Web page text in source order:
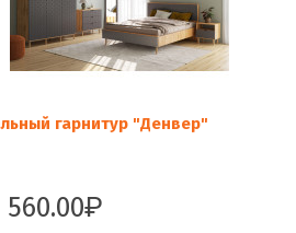
гарнитур "Денвер"
560.00